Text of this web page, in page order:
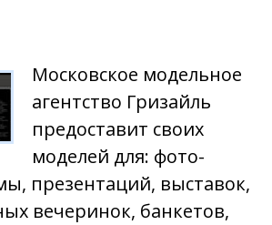
Московское модельное
агентство Гризайль
предоставит своих
моделей для: фото-
презентаций, выставок,
вечеринок, банкетов,